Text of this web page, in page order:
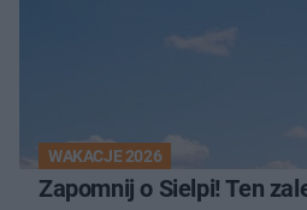
WAKACJE 2026
Zapomnij o Sielpi! Ten